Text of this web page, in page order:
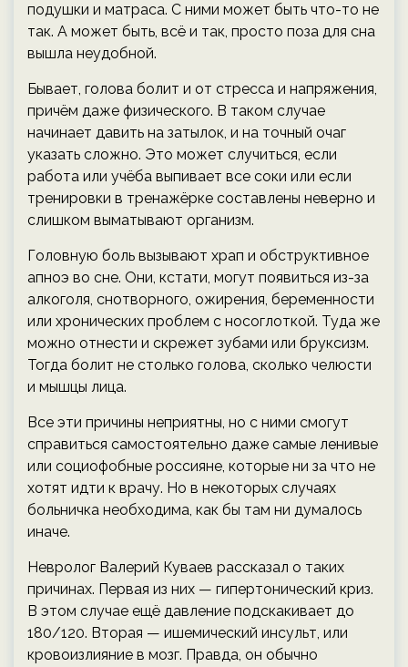
подушки и матраса. С ними может быть что-то не
так. А может быть, всё и так, просто поза для сна
вышла неудобной.
Бывает, голова болит и от стресса и напряжения,
причём даже физического. В таком случае
начинает давить на затылок, и на точный очаг
указать сложно. Это может случиться, если
работа или учёба выпивает все соки или если
тренировки в тренажёрке составлены неверно и
слишком выматывают организм.
Головную боль вызывают храп и обструктивное
апноэ во сне. Они, кстати, могут появиться из-за
алкоголя, снотворного, ожирения, беременности
или хронических проблем с носоглоткой. Туда же
можно отнести и скрежет зубами или бруксизм.
Тогда болит не столько голова, сколько челюсти
и мышцы лица.
Все эти причины неприятны, но с ними смогут
справиться самостоятельно даже самые ленивые
или социофобные россияне, которые ни за что не
хотят идти к врачу. Но в некоторых случаях
больничка необходима, как бы там ни думалось
иначе.
Невролог Валерий Куваев рассказал о таких
причинах. Первая из них — гипертонический криз.
В этом случае ещё давление подскакивает до
180/120. Вторая — ишемический инсульт, или
кровоизлияние в мозг. Правда, он обычно